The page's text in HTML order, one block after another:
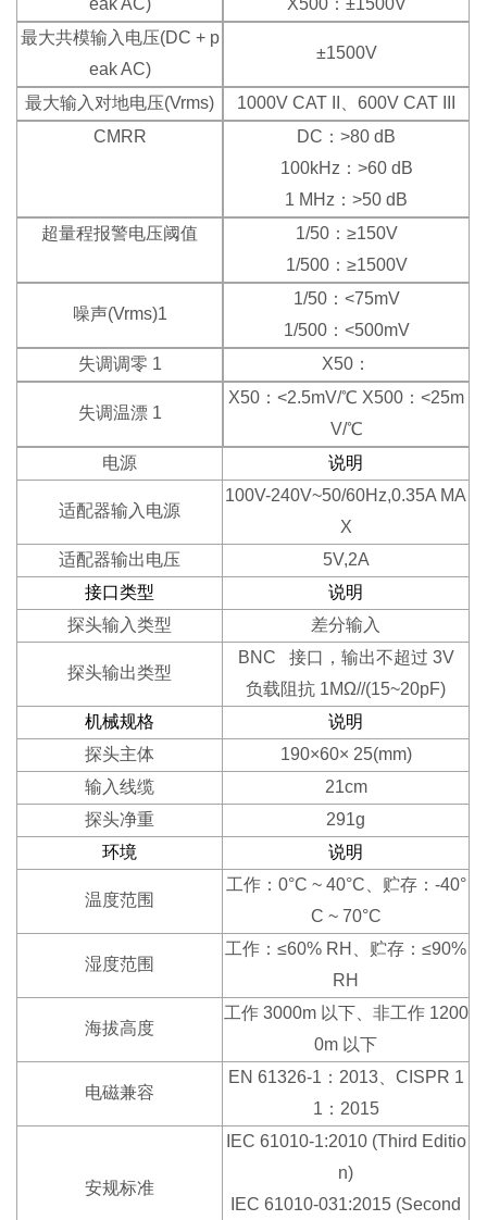
最大共模输入电压(DC + p
eak AC)
±1500V
最大输入对地电压(Vrms)
1000V CAT II、600V CAT III
CMRR
DC：>80 dB
100kHz：>60 dB
1 MHz：>50 dB
超量程报警电压阈值
1/50：≥150V
1/500：≥1500V
噪声(Vrms)1
1/50：<75mV
1/500：<500mV
失调调零 1
X50：
失调温漂 1
X50：<2.5mV/℃ X500：<25m
V/℃
电源
说明
适配器输入电源
100V-240V~50/60Hz,0.35A MA
X
适配器输出电压
5V,2A
接口类型
说明
探头输入类型
差分输入
探头输出类型
BNC 接口，输出不超过 3V
负载阻抗 1MΩ//(15~20pF)
机械规格
说明
探头主体
190×60× 25(mm)
输入线缆
21cm
探头净重
291g
环境
说明
温度范围
工作：0°C ~ 40°C、贮存：-40°
C ~ 70°C
湿度范围
工作：≤60% RH、贮存：≤90%
RH
海拔高度
工作 3000m 以下、非工作 1200
0m 以下
电磁兼容
EN 61326-1：2013、CISPR 1
1：2015
安规标准
IEC 61010-1:2010 (Third Editio
n)
IEC 61010-031:2015 (Second